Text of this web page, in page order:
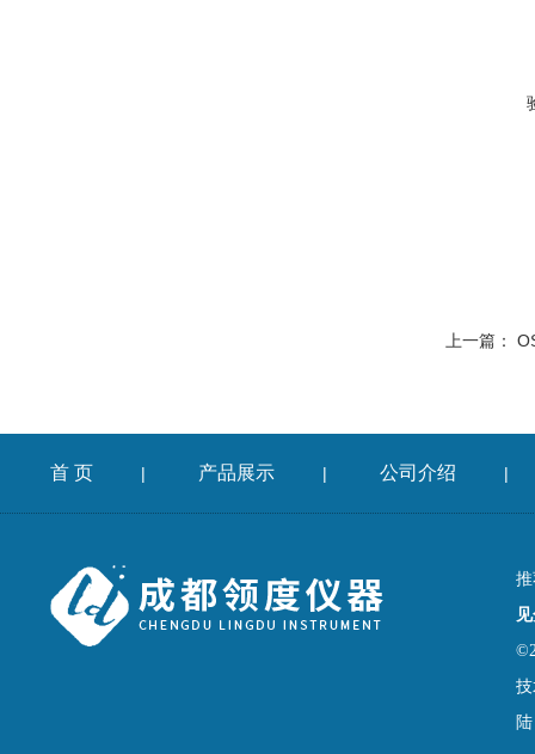
上一篇：
首 页 | 产品展示 | 公司介绍 |
陆